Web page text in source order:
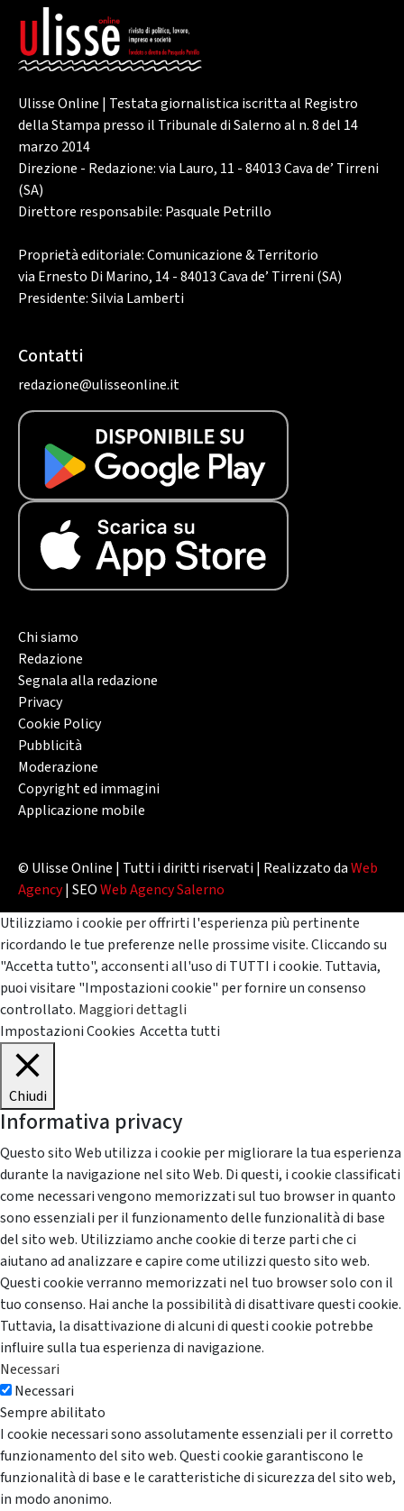
Ulisse Online | Testata giornalistica iscritta al Registro
della Stampa presso il Tribunale di Salerno al n. 8 del 14
marzo 2014
Direzione - Redazione: via Lauro, 11 - 84013 Cava de’ Tirreni
(SA)
Direttore responsabile: Pasquale Petrillo
Proprietà editoriale: Comunicazione & Territorio
via Ernesto Di Marino, 14 - 84013 Cava de’ Tirreni (SA)
Presidente: Silvia Lamberti
Contatti
redazione@ulisseonline.it
Chi siamo
Redazione
Segnala alla redazione
Privacy
Cookie Policy
Pubblicità
Moderazione
Copyright ed immagini
Applicazione mobile
© Ulisse Online | Tutti i diritti riservati | Realizzato daWeb
Agency| SEOWeb Agency Salerno
Utilizziamo i cookie per offrirti l'esperienza più pertinente
ricordando le tue preferenze nelle prossime visite. Cliccando su
"Accetta tutto", acconsenti all'uso di TUTTI i cookie. Tuttavia,
puoi visitare "Impostazioni cookie" per fornire un consenso
controllato. Maggiori dettagli
Impostazioni Cookies Accetta tutti
Chiudi
Informativa privacy
Questo sito Web utilizza i cookie per migliorare la tua esperienza
durante la navigazione nel sito Web. Di questi, i cookie classificati
come necessari vengono memorizzati sul tuo browser in quanto
sono essenziali per il funzionamento delle funzionalità di base
del sito web. Utilizziamo anche cookie di terze parti che ci
aiutano ad analizzare e capire come utilizzi questo sito web.
Questi cookie verranno memorizzati nel tuo browser solo con il
tuo consenso. Hai anche la possibilità di disattivare questi cookie.
Tuttavia, la disattivazione di alcuni di questi cookie potrebbe
influire sulla tua esperienza di navigazione.
Necessari
Necessari
Sempre abilitato
I cookie necessari sono assolutamente essenziali per il corretto
funzionamento del sito web. Questi cookie garantiscono le
funzionalità di base e le caratteristiche di sicurezza del sito web,
in modo anonimo.